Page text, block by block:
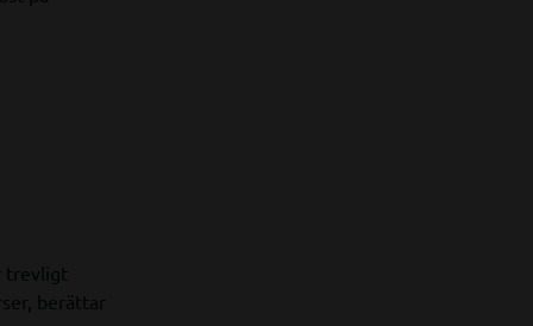
trevligt
berättar